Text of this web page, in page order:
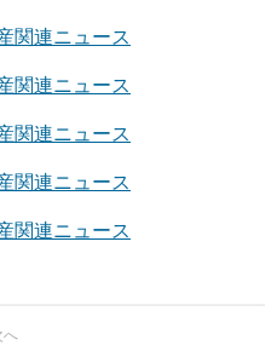
関連ニュース
関連ニュース
関連ニュース
関連ニュース
関連ニュース
へ